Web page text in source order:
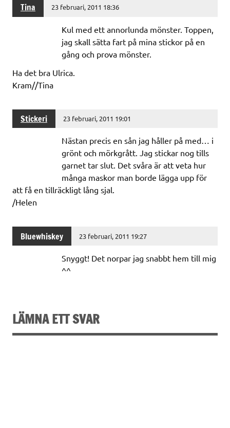
Tina 23 februari, 2011 18:36
Kul med ett annorlunda mönster. Toppen,
jag skall sätta fart på mina stickor på en
gång och prova mönster.
Ha det bra Ulrica.
Kram//Tina
Stickeri 23 februari, 2011 19:01
Nästan precis en sån jag håller på med… i
grönt och mörkgrått. Jag stickar nog tills
garnet tar slut. Det svåra är att veta hur
många maskor man borde lägga upp för
att få en tillräckligt lång sjal.
/Helen
Bluewhiskey 23 februari, 2011 19:27
Snyggt! Det norpar jag snabbt hem till mig
^^
LÄMNA ETT SVAR